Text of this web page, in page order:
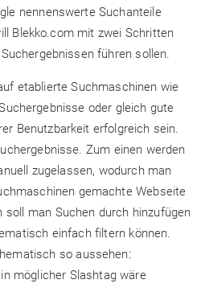
nennenswerte Suchanteile
Blekko.com mit zwei Schritten
führen sollen.
etablierte Suchmaschinen wie
oder gleich gute
Benutzbarkeit erfolgreich sein.
Zum einen werden
zugelassen, wodurch man
gemachte Webseite
man Suchen durch hinzufügen
einfach filtern können.
so aussehen:
möglicher Slashtag wäre